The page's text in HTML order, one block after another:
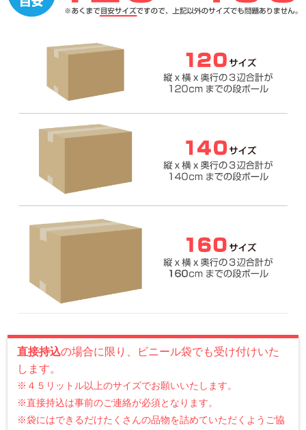
直接持込の場合に限り、ビニール袋でも受け付けいた
します。
※４５リットル以上のサイズでお願いいたします。
※直接持込は事前のご連絡が必須となります。
※袋にはできるだけたくさんの品物を詰めていただくようご協